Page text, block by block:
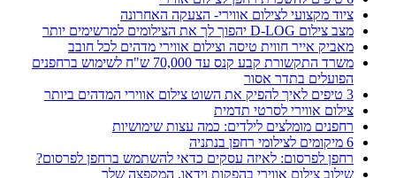
ציוד מקצועי לצילום אווירי- הצעקה האחרונה
מצב צילום D-LOG יהפוך לך את הצילומים למרשימים יותר
מאביק אייר חווית טיסה וצילום אווירי מדהים לכל חובב
משרד התקשורת קבע קנס עד 70,000 ש"ח לשימוש ברחפנים
הפועלים בתדר אסור
3 טיפים לאיך להפיק את השוט צילום אווירי המדהים ביותר
צילום אווירי לסרטי תדמית
רחפנים מומלצים לילדים: כמה עצות שימושיות
6 מיקומים לצילומי רחפן בנתניה
רחפן לפרסום: לאיזה עסקים כדאי להשתמש ברחפן לפרסום?
שילוב צילום אווירי בהפקות וידאו, המקפצה שלך